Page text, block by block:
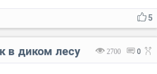
5
2700 0
в диком лесу